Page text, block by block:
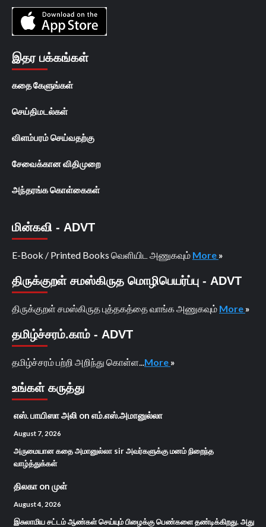
இதர பக்கங்கள்
கதை கேளுங்கள்
செய்திமடல்கள்
விளம்பரம் செய்வதற்கு
சேவைக்கான விதிமுறை
அந்தரங்க கொள்கைகள்
மின்கவி - ADVT
E-Book / Printed Books வெளியிட அணுகவும் More »
திருக்குறள் சமஸ்கிருத மொழிபெயர்ப்பு - ADVT
திருக்குறள் சமஸ்கிருத புத்தகத்தை வாங்க அணுகவும் More »
தமிழ்ச்சரம்.காம் - ADVT
தமிழ்ச்சரம் பற்றி அறிந்து கொள்ள... More »
உங்கள் கருத்து
எஸ். பாயிஸா அலி on எம்.எஸ்.அமானுல்லா
August 7, 2026
அருமையான கதை அமானுல்லா sir அவர்களுக்கு மனம் நிறைந்த
வாழ்த்துக்கள்
திலகா on முள்
August 4, 2026
இசுலாமிய சட்டம் ஆண்கள் செய்யும் பிழைக்கு பெண்களை தண்டிக்கிறது. அது